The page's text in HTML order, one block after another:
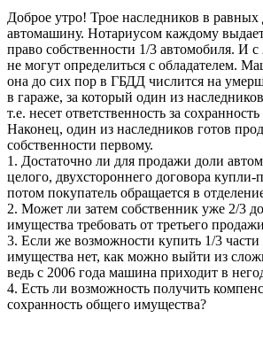
Доброе утро! Трое наследников в равных
автомашину. Нотариусом каждому
право собственности 1/3 автомобиля. И
не могут определиться с обладателем.
она до сих пор в ГБДД числится на
в гараже, за который один из
т.е. несет ответственность за
Наконец, один из наследников готов
собственности первому.
1. Достаточно ли для продажи доли
целого, двухстороннего договора
потом покупатель обращается в
2. Может ли затем собственник уже 2/3
имущества требовать от третьего
3. Если же возможности купить 1/3
имущества нет, как можно выйти из
ведь с 2006 года машина приходит в
4. Есть ли возможность получить
сохранность общего имущества?